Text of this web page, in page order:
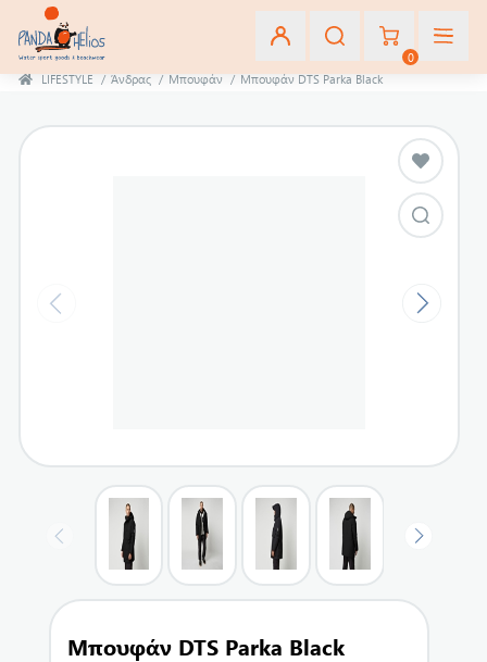
0
LIFESTYLE / Άνδρας / Μπουφάν / Μπουφάν DTS Parka Black
Μπουφάν DTS Parka Black